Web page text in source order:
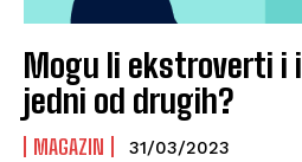
Mogu li ekstroverti
jedni od drugih?
MAGAZIN 31/03/2023